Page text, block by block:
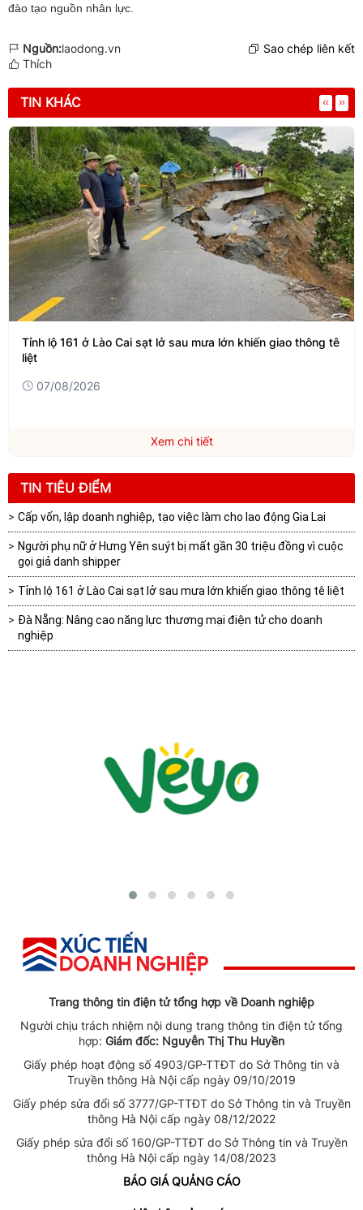
đào tạo nguồn nhân lực.
Nguồn:laodong.vn
Sao chép liên kết
Thích
TIN KHÁC
Tỉnh lộ 161 ở Lào Cai sạt lở sau mưa lớn khiến giao thông tê
liệt
07/08/2026
Xem chi tiết
TIN TIÊU ĐIỂM
Cấp vốn, lập doanh nghiệp, tạo việc làm cho lao động Gia Lai
Người phụ nữ ở Hưng Yên suýt bị mất gần 30 triệu đồng vì cuộc
gọi giả danh shipper
Tỉnh lộ 161 ở Lào Cai sạt lở sau mưa lớn khiến giao thông tê liệt
Đà Nẵng: Nâng cao năng lực thương mại điện tử cho doanh
nghiệp
Trang thông tin điện tử tổng hợp về Doanh nghiệp
Người chịu trách nhiệm nội dung trang thông tin điện tử tổng
hợp: Giám đốc: Nguyễn Thị Thu Huyền
Giấy phép hoạt động số 4903/GP-TTĐT do Sở Thông tin và
Truyền thông Hà Nội cấp ngày 09/10/2019
Giấy phép sửa đổi số 3777/GP-TTĐT do Sở Thông tin và Truyền
thông Hà Nội cấp ngày 08/12/2022
Giấy phép sửa đổi số 160/GP-TTĐT do Sở Thông tin và Truyền
thông Hà Nội cấp ngày 14/08/2023
BÁO GIÁ QUẢNG CÁO